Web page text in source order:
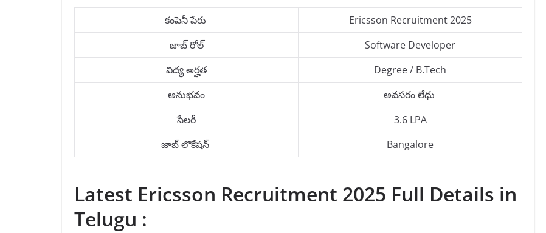
కంపెనీ పేరు
Ericsson Recruitment 2025
జాబ్ రోల్
Software Developer
విద్య అర్హత
Degree / B.Tech
అనుభవం
అవసరం లేధు
సేలరీ
3.6 LPA
జాబ్ లొకేషన్
Bangalore
Latest Ericsson Recruitment 2025 Full Details in
Telugu :